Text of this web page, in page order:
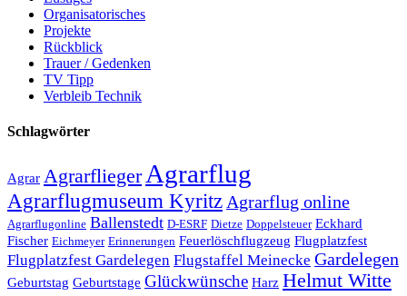
Organisatorisches
Projekte
Rückblick
Trauer / Gedenken
TV Tipp
Verbleib Technik
Schlagwörter
Agrar Agrarflieger Agrarflug
Agrarflugmuseum Kyritz Agrarflug online
Agrarflugonline Ballenstedt D-ESRF Dietze Doppelsteuer Eckhard
Fischer Eichmeyer Erinnerungen Feuerlöschflugzeug Flugplatzfest
Flugplatzfest Gardelegen Flugstaffel Meinecke Gardelegen
Geburtstag Geburtstage Glückwünsche Harz Helmut Witte